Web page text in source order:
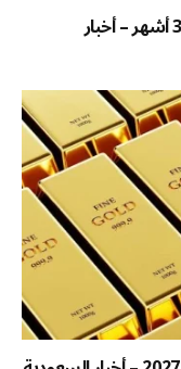
النحاس يتجه لأكبر مكاسب أسبوعية في 3 أشهر – أخبار